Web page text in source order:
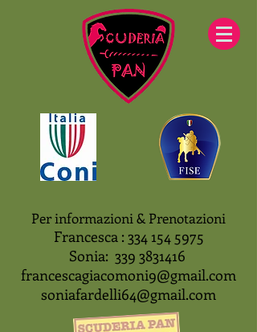
Per informazioni & Prenotazioni
Francesca : 334 154 5975
Sonia: 339 3831416
francescagiacomoni9@gmail.com
soniafardelli64@gmail.com